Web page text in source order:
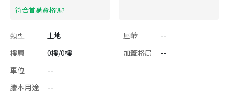
​符合首購資格嗎?
類型 土地 屋齡
--
樓層
0樓/0樓 加蓋格局
--
車位
--
謄本用途
--